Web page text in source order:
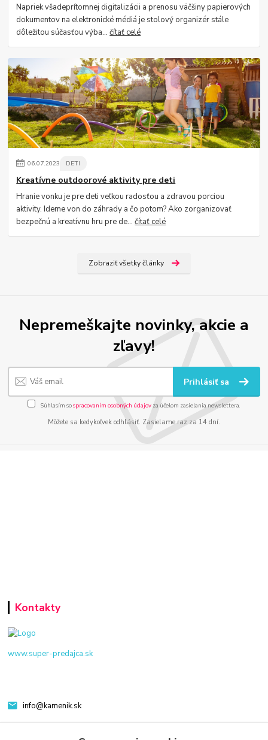
Napriek všadeprítomnej digitalizácii a prenosu väčšiny papierových
dokumentov na elektronické médiá je stolový organizér stále
dôležitou súčasťou výba...čítať celé
06.07.2023 DETI
Kreatívne outdoorové aktivity pre deti
Hranie vonku je pre deti veľkou radosťou a zdravou porciou
aktivity. Ideme von do záhrady a čo potom? Ako zorganizovať
bezpečnú a kreatívnu hru pre de...čítať celé
Zobraziť všetky články
Nepremeškajte novinky, akcie a
zľavy!
Prihlásiť sa
Súhlasím sospracovaním osobných údajov za účelom zasielania newslettera.
Môžete sa kedykoľvek odhlásiť. Zasielame raz za 14 dní.
Kontakty
www.super-predajca.sk
info@kamenik.sk